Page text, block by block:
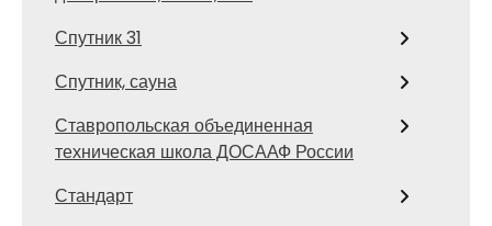
Спутник 31
Спутник, сауна
Ставропольская объединенная
техническая школа ДОСААФ России
Стандарт